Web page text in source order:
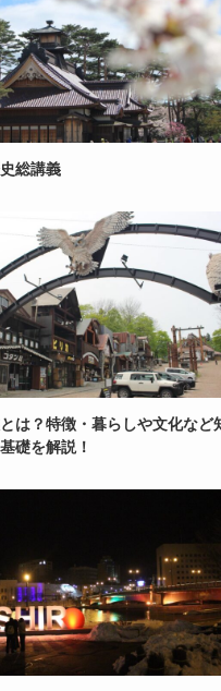
総講義
は？特徴・暮らしや文化など
礎を解説！